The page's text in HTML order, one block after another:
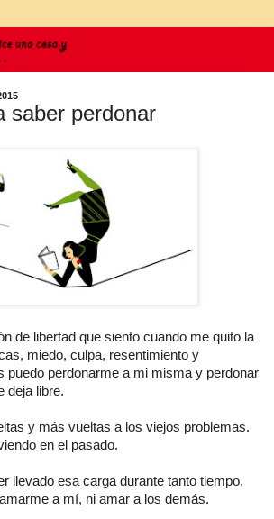
saber perdonar
de libertad que siento cuando me quito la
miedo, culpa, resentimiento y
puedo perdonarme a mi misma y perdonar
deja libre.
y más vueltas a los viejos problemas.
en el pasado.
llevado esa carga durante tanto tiempo,
a mí, ni amar a los demás.